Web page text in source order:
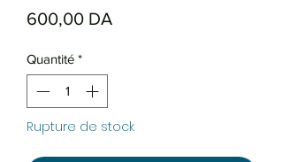
600,00 DA
Quantité *
Rupture de stock